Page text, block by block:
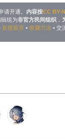
请开通。 内容按CC BY-
组为非官方民间组织，
反馈留言 • 收藏方法 • 交